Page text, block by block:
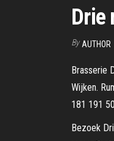
Drie
By AUTHOR
Brasserie
Wijken.
181 191
Bezoek